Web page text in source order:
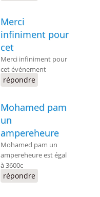
Merci
infiniment pour
cet
Merci infiniment pour
cet événement
répondre
Mohamed pam
un
ampereheure
Mohamed pam un
ampereheure est égal
à 3600c
répondre